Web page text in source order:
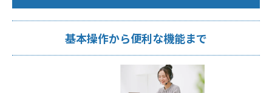
基本操作から便利な機能まで